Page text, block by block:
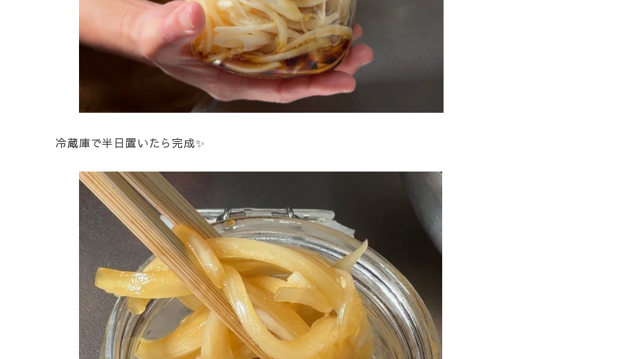
冷蔵庫で半日置いたら完成✨